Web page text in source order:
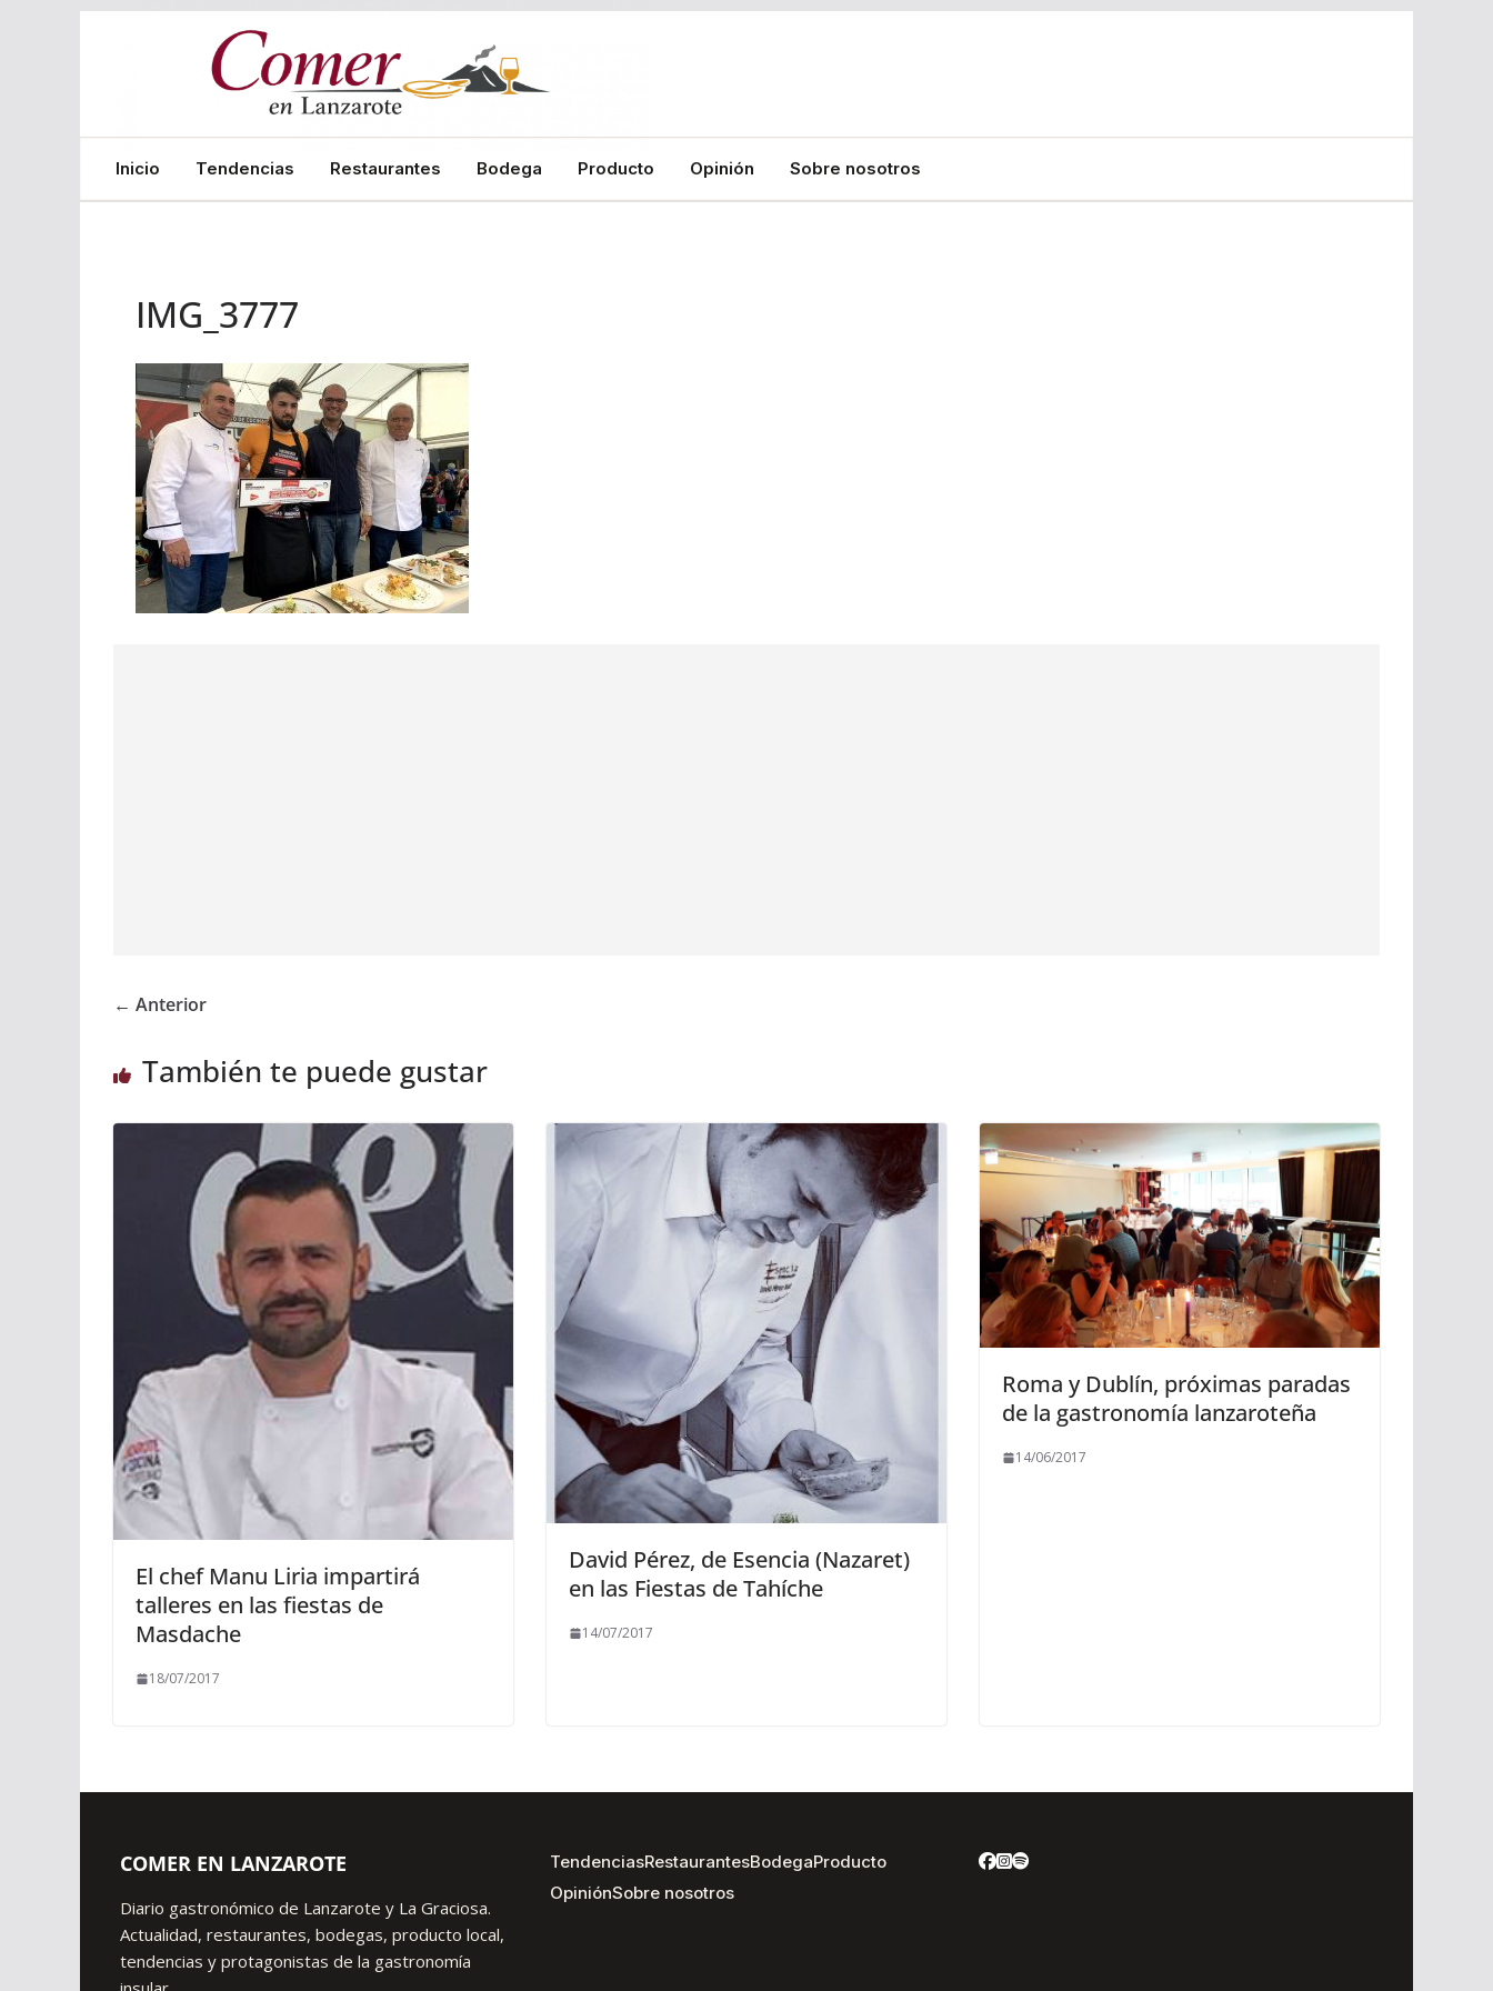
Inicio Tendencias Restaurantes Bodega Producto Opinión Sobre nosotros
IMG_3777
← Anterior
También te puede gustar
El chef Manu Liria impartirá
talleres en las fiestas de
Masdache
18/07/2017
David Pérez, de Esencia (Nazaret)
en las Fiestas de Tahíche
14/07/2017
Roma y Dublín, próximas paradas
de la gastronomía lanzaroteña
14/06/2017
COMER EN LANZAROTE
Diario gastronómico de Lanzarote y La Graciosa.
Actualidad, restaurantes, bodegas, producto local,
tendencias y protagonistas de la gastronomía
TendenciasRestaurantesBodegaProducto
OpiniónSobre nosotros